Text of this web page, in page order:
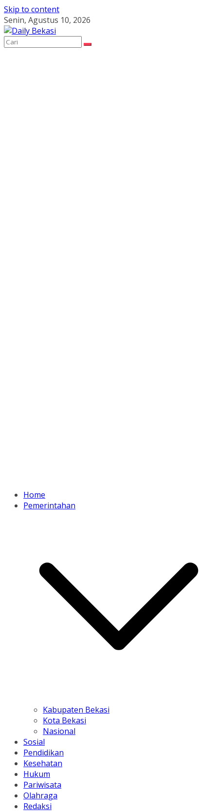
Skip to content
Senin, Agustus 10, 2026
Home
Pemerintahan
Kabupaten Bekasi
Kota Bekasi
Nasional
Sosial
Pendidikan
Kesehatan
Hukum
Pariwisata
Olahraga
Redaksi